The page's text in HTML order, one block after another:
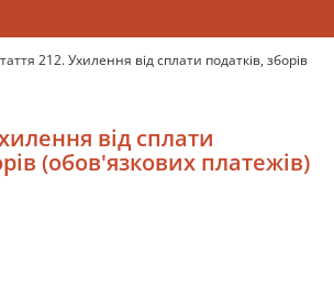
212. Ухилення від сплати податків, зборів
від сплати
(обов'язкових платежів)